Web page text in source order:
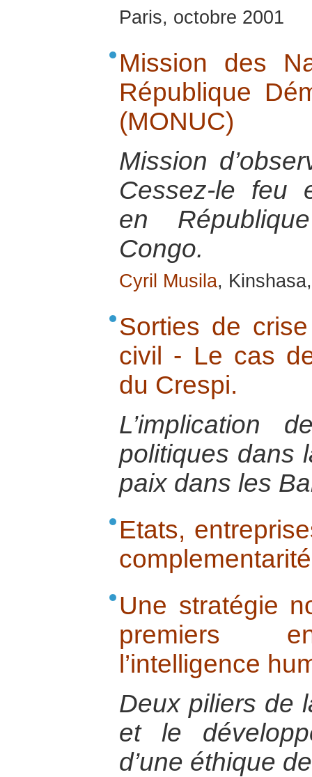
Paris, octobre 2001
Mission des
République
(MONUC)
Mission
Cessez-le feu
en
Congo.
Cyril Musila,
Sorties de
civil - Le cas
du Crespi.
L’implication
politiques dans
paix dans les
Etats,
Une stratégie
premiers
l’intelligence
Deux piliers de
et le
d’une éthique